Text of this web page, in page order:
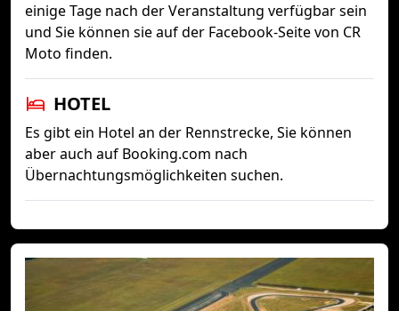
einige Tage nach der Veranstaltung verfügbar sein
und Sie können sie auf der Facebook-Seite von CR
Moto finden.
HOTEL
Es gibt ein Hotel an der Rennstrecke, Sie können
aber auch auf Booking.com nach
Übernachtungsmöglichkeiten suchen.